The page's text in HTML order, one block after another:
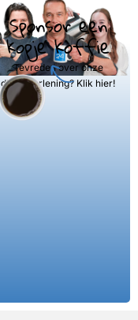
Sponsor een
kopje koffie
Tevreden over onze
dienstverlening? Klik hier!